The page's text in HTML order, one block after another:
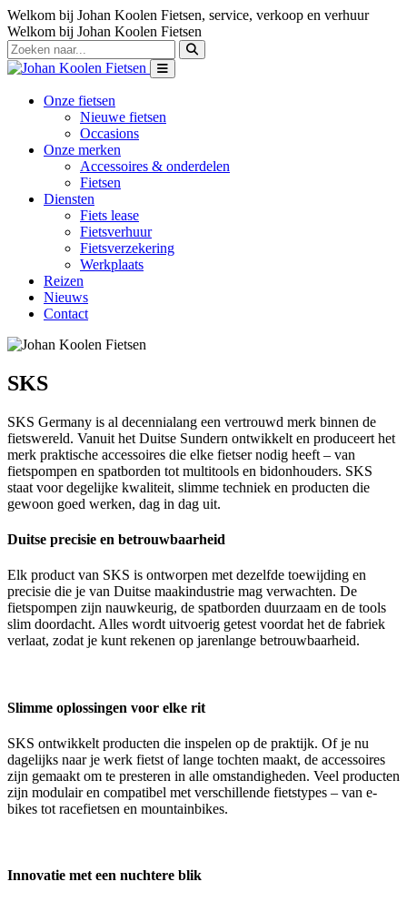
Welkom bij Johan Koolen Fietsen, service, verkoop en verhuur
Welkom bij Johan Koolen Fietsen
Onze fietsen
Nieuwe fietsen
Occasions
Onze merken
Accessoires & onderdelen
Fietsen
Diensten
Fiets lease
Fietsverhuur
Fietsverzekering
Werkplaats
Reizen
Nieuws
Contact
SKS
SKS Germany is al decennialang een vertrouwd merk binnen de
fietswereld. Vanuit het Duitse Sundern ontwikkelt en produceert het
merk praktische accessoires die elke fietser nodig heeft – van
fietspompen en spatborden tot multitools en bidonhouders. SKS
staat voor degelijke kwaliteit, slimme techniek en producten die
gewoon goed werken, dag in dag uit.
Duitse precisie en betrouwbaarheid
Elk product van SKS is ontworpen met dezelfde toewijding en
precisie die je van Duitse maakindustrie mag verwachten. De
fietspompen zijn nauwkeurig, de spatborden duurzaam en de tools
slim doordacht. Alles wordt uitvoerig getest voordat het de fabriek
verlaat, zodat je kunt rekenen op jarenlange betrouwbaarheid.
Slimme oplossingen voor elke rit
SKS ontwikkelt producten die inspelen op de praktijk. Of je nu
dagelijks naar je werk fietst of lange tochten maakt, de accessoires
zijn gemaakt om te presteren in alle omstandigheden. Veel producten
zijn modulair en compatibel met verschillende fietstypes – van e-
bikes tot racefietsen en mountainbikes.
Innovatie met een nuchtere blik